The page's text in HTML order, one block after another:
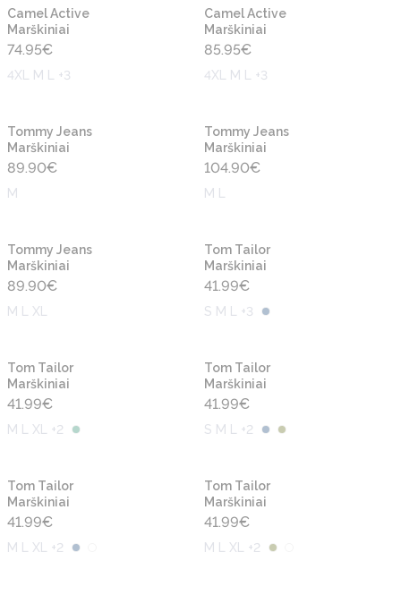
Camel Active
Marškiniai
74.95€
4XL M L +3
Camel Active
Marškiniai
85.95€
4XL M L +3
Tommy Jeans
Marškiniai
89.90€
M
Tommy Jeans
Marškiniai
104.90€
M L
Tommy Jeans
Marškiniai
89.90€
M L XL
Tom Tailor
Marškiniai
41.99€
S M L +3
Tom Tailor
Marškiniai
41.99€
M L XL +2
Tom Tailor
Marškiniai
41.99€
S M L +2
Tom Tailor
Marškiniai
41.99€
M L XL +2
Tom Tailor
Marškiniai
41.99€
M L XL +2